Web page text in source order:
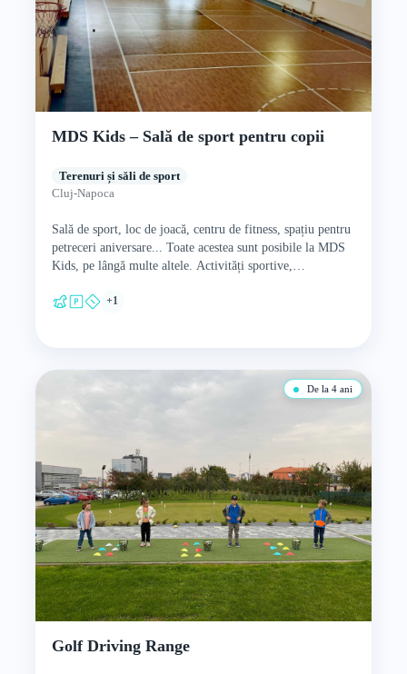
MDS Kids – Sală de sport pentru copii
Terenuri și săli de sport
Cluj-Napoca
Sală de sport, loc de joacă, centru de fitness, spațiu pentru
petreceri aniversare... Toate acestea sunt posibile la MDS
Kids, pe lângă multe altele. Activități sportive,…
+1
De la 4 ani
Golf Driving Range